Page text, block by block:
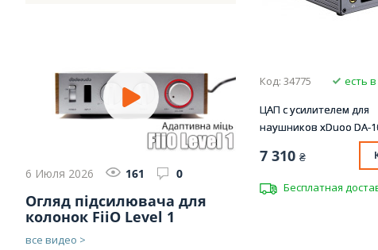
6 Июля 2026 161 0
Огляд підсилювача для
колонок FiiO Level 1
все видео >
Код: 34775
есть
ЦАП с усилителем для
наушников xDuoo DA-
7 310 ₴
Бесплатная